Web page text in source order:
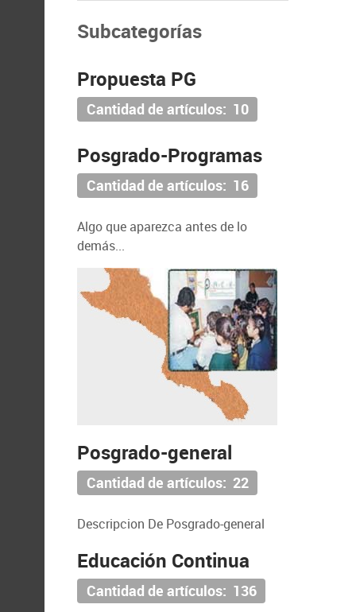
Subcategorías
Propuesta PG
Cantidad de artículos: 10
Posgrado-Programas
Cantidad de artículos: 16
Algo que aparezca antes de lo
demás...
Posgrado-general
Cantidad de artículos: 22
Descripcion De Posgrado-general
Educación Continua
Cantidad de artículos: 136